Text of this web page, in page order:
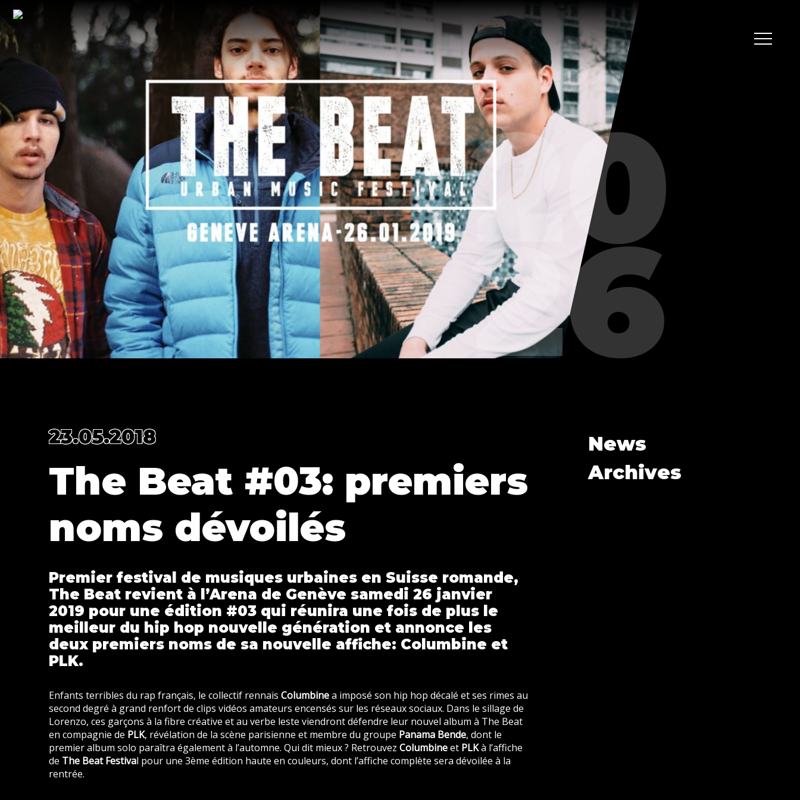
23.05.2018
The Beat #03: premiers
noms dévoilés
Premier festival de musiques urbaines en Suisse romande,
The Beat revient à l’Arena de Genève samedi 26 janvier
2019 pour une édition #03 qui réunira une fois de plus le
meilleur du hip hop nouvelle génération et annonce les
deux premiers noms de sa nouvelle affiche: Columbine et
PLK.
Enfants terribles du rap français, le collectif rennais Columbinea imposé son hip hop décalé et ses rimes au
second degré à grand renfort de clips vidéos amateurs encensés sur les réseaux sociaux. Dans le sillage de
Lorenzo, ces garçons à la fibre créative et au verbe leste viendront défendre leur nouvel album à The Beat
en compagnie de PLK, révélation de la scène parisienne et membre du groupe Panama Bende, dont le
premier album solo paraîtra également à l’automne. Qui dit mieux ? Retrouvez Columbineet PLKà l’affiche
de The Beat Festival pour une 3ème édition haute en couleurs, dont l’affiche complète sera dévoilée à la
rentrée.
News
Archives